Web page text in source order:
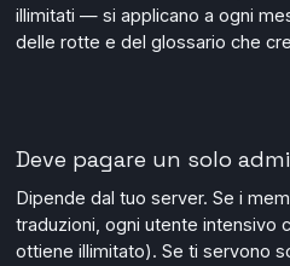
illimitati — si applicano a ogni
delle rotte e del glossario che
Deve pagare un solo
Dipende dal tuo server. Se i
traduzioni, ogni utente intensivo
ottiene illimitato). Se ti servono